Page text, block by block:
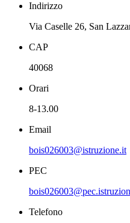
Indirizzo
Via Caselle 26, San
CAP
40068
Orari
8-13.00
Email
bois026003@istruzione.it
PEC
Telefono